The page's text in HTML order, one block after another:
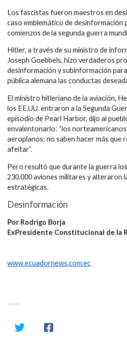
Los fascistas fueron maestros en
caso emblemático de desinformación
comienzos de la segunda guerra
Hitler, a través de su ministro de
Joseph Goebbels, hizo verdaderos
desinformación y subinformación
pública alemana las conductas
El ministro hitleriano de la aviación,
los EE.UU. entraron a la Segunda
episodio de Pearl Harbor, dijo al
envalentonarlo: “los
aeroplanos; no saben hacer más que
afeitar”.
Pero resultó que durante la guerra
230.000 aviones militares y alteraron
estratégicas.
Desinformación
Por Rodrigo Borja
ExPresidente Constitucional de la
www.ecuadornews.com.ec
SHARE